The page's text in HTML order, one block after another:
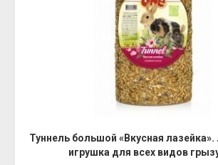
Туннель большой «Вкусная
игрушка для всех видов